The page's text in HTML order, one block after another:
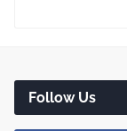
Follow Us